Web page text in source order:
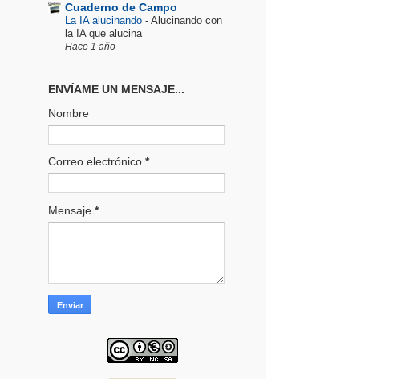
Cuaderno de Campo
La IA alucinando - Alucinando con
la IA que alucina
Hace 1 año
ENVÍAME UN MENSAJE...
Nombre
Correo electrónico *
Mensaje *